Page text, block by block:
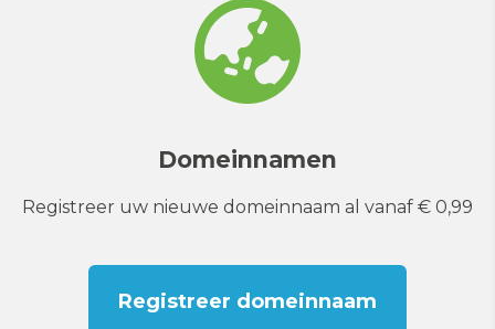
Domeinnamen
Registreer uw nieuwe domeinnaam al vanaf € 0,99
Registreer domeinnaam